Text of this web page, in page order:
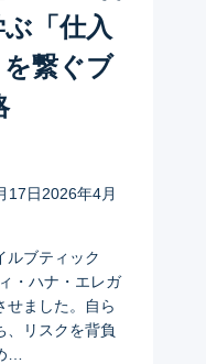
ぶ「仕入
繋ぐブ
17日2026年4月
ルブティック
・ハナ・エレガ
せました。自ら
、リスクを背負
…